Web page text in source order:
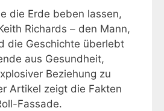
die Erde beben lassen,
Richards – den Mann,
die Geschichte überlebt
aus Gesundheit,
Beziehung zu
Artikel zeigt die Fakten
Fassade.